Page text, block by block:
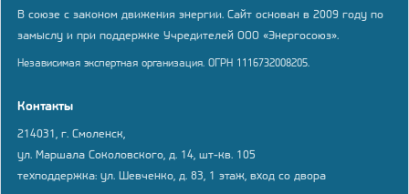
В союзе с законом движения энергии. Сайт основан в 2009 году по
замыслу и при поддержке Учредителей ООО «Энергосоюз».
Независимая экспертная организация. ОГРН 1116732008205.
Контакты
214031, г. Смоленск,
ул. Маршала Соколовского, д. 14, шт-кв. 105
техподдержка: ул. Шевченко, д. 83, 1 этаж, вход со двора